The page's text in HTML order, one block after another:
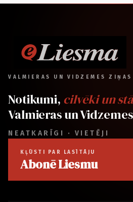
VALMIERAS UN VIDZEMES ZIŅAS
Notikumi, cilvēki un
Valmieras un
NEATKARĪGI · VIETĒJI
KĻŪSTI PAR LASĪTĀJU
Abonē Liesmu